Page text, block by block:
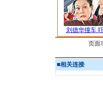
刘德华撞车
页面
■相关连接